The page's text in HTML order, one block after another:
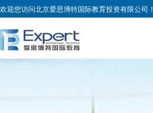
欢迎您访问北京爱思博特国际教育投资有限公司！